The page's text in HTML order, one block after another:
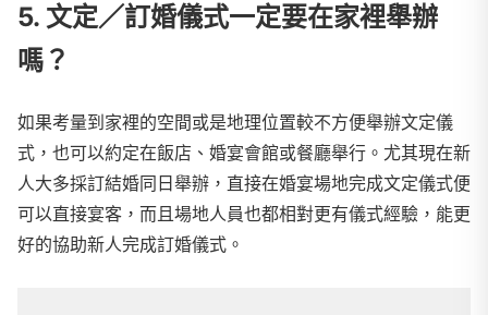
5. 文定／訂婚儀式一定要在家裡舉辦
嗎？
如果考量到家裡的空間或是地理位置較不方便舉辦文定儀
式，也可以約定在飯店、婚宴會館或餐廳舉行。尤其現在新
人大多採訂結婚同日舉辦，直接在婚宴場地完成文定儀式便
可以直接宴客，而且場地人員也都相對更有儀式經驗，能更
好的協助新人完成訂婚儀式。